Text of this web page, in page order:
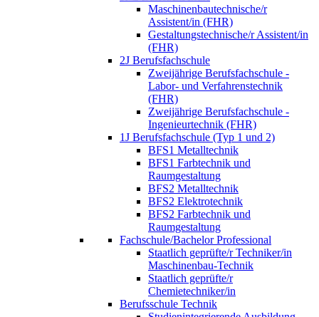
Maschinenbautechnische/r
Assistent/in (FHR)
Gestaltungstechnische/r Assistent/in
(FHR)
2J Berufsfachschule
Zweijährige Berufsfachschule -
Labor- und Verfahrenstechnik
(FHR)
Zweijährige Berufsfachschule -
Ingenieurtechnik (FHR)
1J Berufsfachschule (Typ 1 und 2)
BFS1 Metalltechnik
BFS1 Farbtechnik und
Raumgestaltung
BFS2 Metalltechnik
BFS2 Elektrotechnik
BFS2 Farbtechnik und
Raumgestaltung
Fachschule/Bachelor Professional
Staatlich geprüfte/r Techniker/in
Maschinenbau-Technik
Staatlich geprüfte/r
Chemietechniker/in
Berufsschule Technik